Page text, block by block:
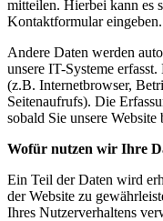
mitteilen. Hierbei kann es
Kontaktformular eingeben.
Andere Daten werden
unsere IT-Systeme
(z.B. Internetbrowser,
Seitenaufrufs). Die
sobald Sie unsere Website
Wofür nutzen wir Ihre
Ein Teil der Daten wird
der Website zu
Ihres Nutzerverhaltens